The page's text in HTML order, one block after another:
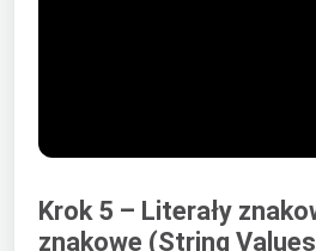
Krok 5 – Literały
znakowe (String